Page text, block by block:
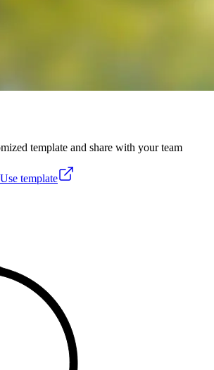
template and share with your team
Use template